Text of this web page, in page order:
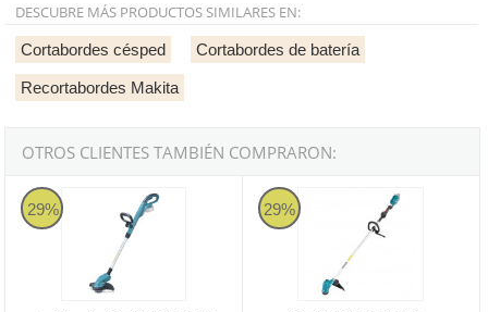
DESCUBRE MÁS PRODUCTOS SIMILARES EN:
Cortabordes césped Cortabordes de batería
Recortabordes Makita
OTROS CLIENTES TAMBIÉN COMPRARON:
29%
Cortabordes Makita DUR181Z 18V Litio-ion
29%
Makita DUR190LZX3 -